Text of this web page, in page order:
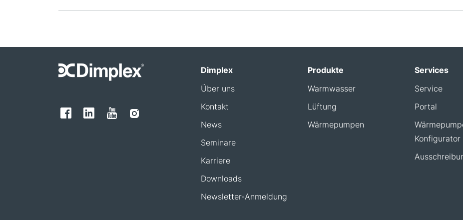
Dimplex
Über uns
Kontakt
News
Seminare
Karriere
Downloads
Newsletter-Anmeldung
Produkte
Warmwasser
Lüftung
Wärmepumpen
Services
Service
Portal
Konfigurator